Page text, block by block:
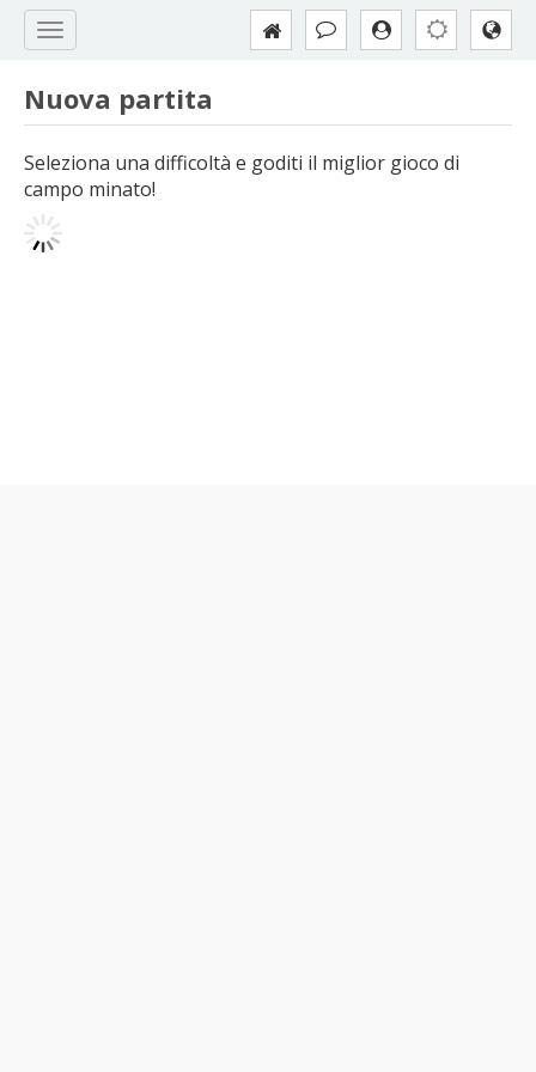
Nuova partita
Seleziona una difficoltà e goditi il miglior gioco di
campo minato!